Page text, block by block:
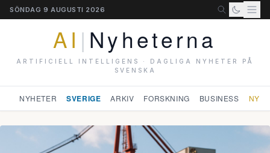
SÖNDAG 9 AUGUSTI 2026
AI | Nyheterna
ARTIFICIELL INTELLIGENS · DAGLIGA NYHETER PÅ
SVENSKA
NYHETER SVERIGE ARKIV FORSKNING BUSINESS